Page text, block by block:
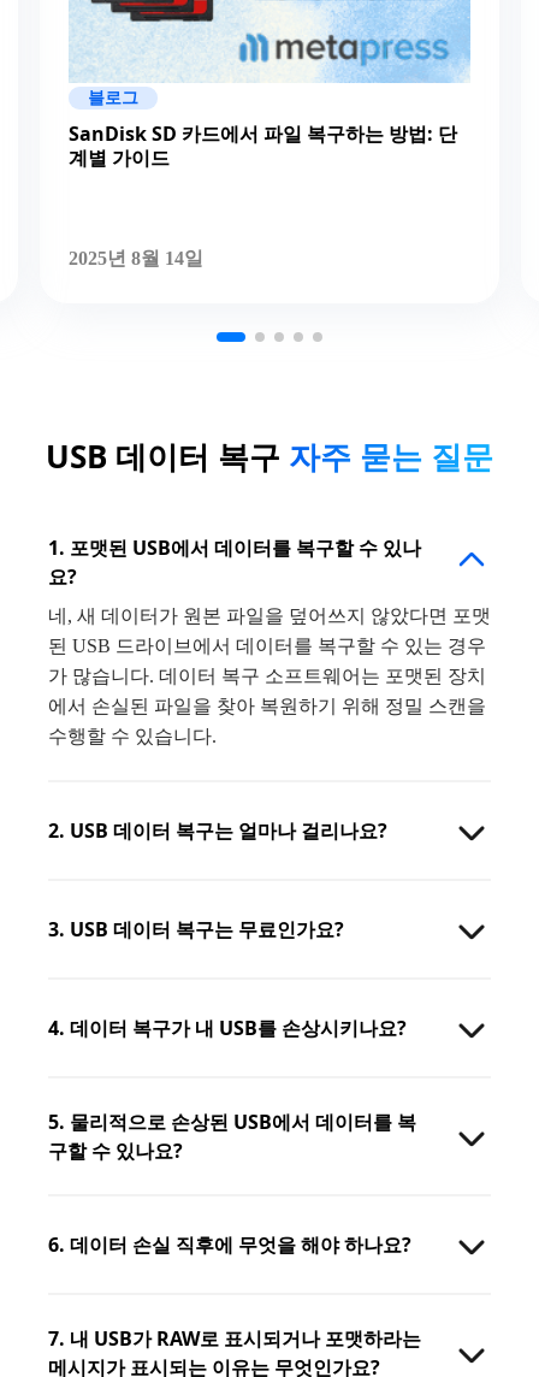
블로그
SanDisk SD 카드에서 파일 복구하는 방법: 단
계별 가이드
2025년 8월 14일
USB 데이터 복구 자주 묻는 질문
1. 포맷된 USB에서 데이터를 복구할 수 있나
요?
네, 새 데이터가 원본 파일을 덮어쓰지 않았다면 포맷
된 USB 드라이브에서 데이터를 복구할 수 있는 경우
가 많습니다. 데이터 복구 소프트웨어는 포맷된 장치
에서 손실된 파일을 찾아 복원하기 위해 정밀 스캔을
수행할 수 있습니다.
2. USB 데이터 복구는 얼마나 걸리나요?
3. USB 데이터 복구는 무료인가요?
4. 데이터 복구가 내 USB를 손상시키나요?
5. 물리적으로 손상된 USB에서 데이터를 복
구할 수 있나요?
6. 데이터 손실 직후에 무엇을 해야 하나요?
7. 내 USB가 RAW로 표시되거나 포맷하라는
메시지가 표시되는 이유는 무엇인가요?